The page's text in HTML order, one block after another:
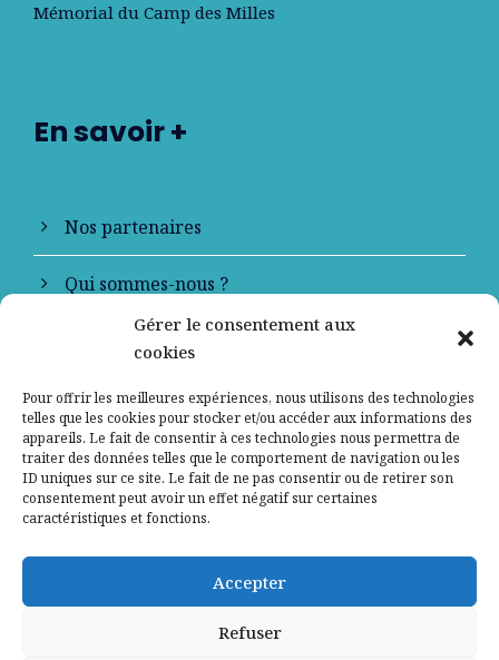
Gérer le consentement aux
cookies
Pour offrir les meilleures expériences, nous utilisons des technologies
telles que les cookies pour stocker et/ou accéder aux informations des
appareils. Le fait de consentir à ces technologies nous permettra de
traiter des données telles que le comportement de navigation ou les
ID uniques sur ce site. Le fait de ne pas consentir ou de retirer son
consentement peut avoir un effet négatif sur certaines
caractéristiques et fonctions.
Accepter
Refuser
Mémorial du Camp des Milles
En savoir +
Nos partenaires
Qui sommes-nous ?
Contactez-nous
Mentions légales
Politique de confidentialité